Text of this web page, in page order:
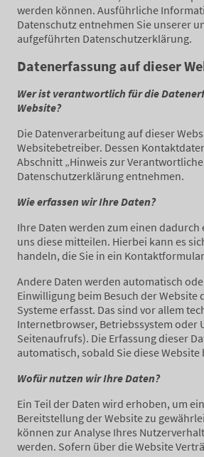
werden können. Ausführliche
Datenschutz entnehmen Sie unserer
aufgeführten Datenschutzerklärung.
Datenerfassung auf dieser
Wer ist verantwortlich für die
Website?
Die Datenverarbeitung auf dieser
Websitebetreiber. Dessen
Abschnitt „Hinweis zur
Datenschutzerklärung entnehmen.
Wie erfassen wir Ihre Daten?
Ihre Daten werden zum einen dadurch
uns diese mitteilen. Hierbei kann es
handeln, die Sie in ein
Andere Daten werden automatisch
Einwilligung beim Besuch der Website
Systeme erfasst. Das sind vor allem
Internetbrowser, Betriebssystem oder
Seitenaufrufs). Die Erfassung dieser
automatisch, sobald Sie diese Website
Wofür nutzen wir Ihre Daten?
Ein Teil der Daten wird erhoben, um
Bereitstellung der Website zu
können zur Analyse Ihres
werden. Sofern über die Website